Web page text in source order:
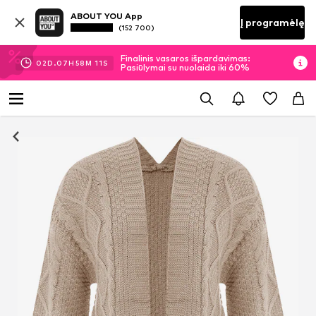
ABOUT YOU App
(152 700) Į programėlę
02D.07H 58M 09S
Finalinis vasaros išpardavimas:
Pasiūlymai su nuolaida iki 60%